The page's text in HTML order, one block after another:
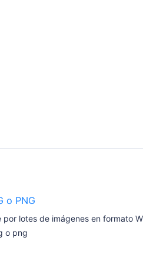
o PNG
por lotes de imágenes en formato W
o png